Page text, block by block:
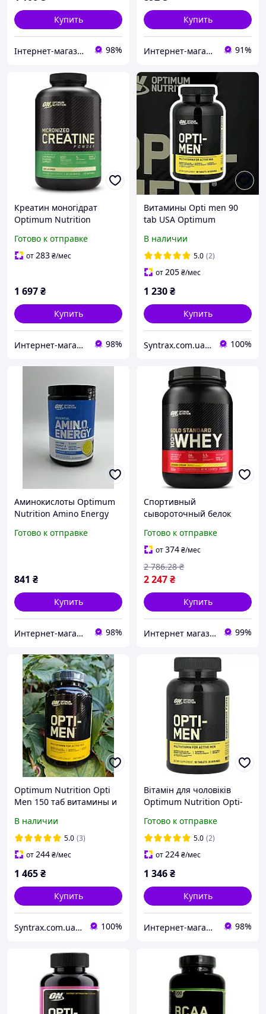
Купить
Інтернет-магазин спортивного харчування у Вінниці «Kings Nutrition» 98%
Купить
Интернет-магазин "Beast" 91%
Креатин моногідрат
Optimum Nutrition
енергозабезпечення
м'язевої маси,
Готово к отправке
от283₴/мес
1 697₴
Купить
Интернет-магазин «SPORT MANIA» 98%
Витамины Opti men 90
tab USA Optimum
чоловіків optimen 90
В наличии
5.0 (2)
от205₴/мес
1 230₴
Купить
Syntrax.com.ua 2700 відгуків налічує старий сайт за 9 років роботи 100%
Аминокислоты Optimum
Nutrition Amino Energy
Готово к отправке
841 ₴
Купить
Интернет-магазин «SPORT MANIA» 98%
Спортивный
сывороточный белок
Standard 907 г банан
Готово к отправке
от374₴/мес
2 247₴
2 786.28 ₴
Купить
Интернет магазин спортивного питания Sport-Pit 99%
Optimum Nutrition Opti
Men 150 таб витамины и
В наличии
5.0 (3)
от244₴/мес
1 465₴
Купить
Syntrax.com.ua 2700 відгуків налічує старий сайт за 9 років роботи 100%
Вітамін для чоловіків
Optimum Nutrition Opti-
сердца, кожи, печени,
головного мозга
Готово к отправке
5.0 (2)
от224₴/мес
1 346₴
Купить
Интернет-магазин «SPORT MANIA» 98%